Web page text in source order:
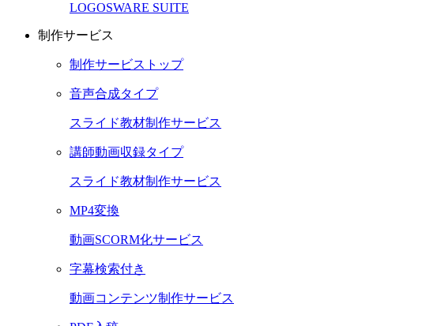
LOGOSWARE SUITE
制作サービス
制作サービストップ
音声合成タイプ
スライド教材制作サービス
講師動画収録タイプ
スライド教材制作サービス
MP4変換
動画SCORM化サービス
字幕検索付き
動画コンテンツ制作サービス